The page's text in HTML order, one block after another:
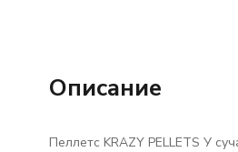
Описание
Пеллетс KRAZY PELLETS У